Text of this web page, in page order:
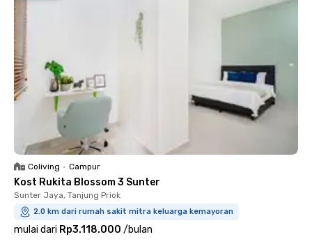
Coliving • Campur
Kost Rukita Blossom 3 Sunter
Sunter Jaya, Tanjung Priok
2.0 km dari rumah sakit mitra keluarga kemayoran
mulai dari Rp3.118.000 /bulan